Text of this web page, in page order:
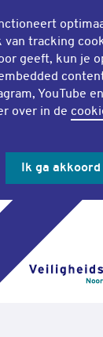
van tracking
geeft, kun je
YouTube
over in de
Ik ga akkoord